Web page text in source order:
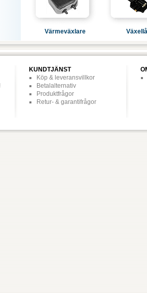
Värmeväxlare
KUNDTJÄNST
Köp & leveransvillkor
Betalalternativ
Produktfrågor
Retur- & garantifrågor